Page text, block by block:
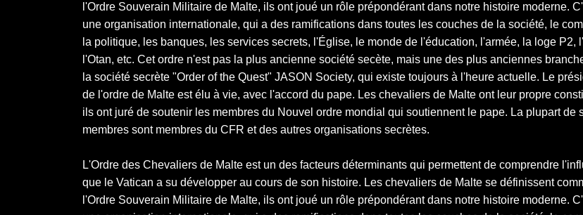
l'Ordre Souverain Militaire de Malte, ils ont joué un rôle prépondérant dans notre histoire moderne.
une organisation internationale, qui a des ramifications dans toutes les couches de la société, le
la politique, les banques, les services secrets, l'Église, le monde de l'éducation, l'armée, la loge P2,
l'Otan, etc. Cet ordre n'est pas la plus ancienne société secète, mais une des plus anciennes
la société secrète "Order of the Quest" JASON Society, qui existe toujours à l'heure actuelle. Le
de l'ordre de Malte est élu à vie, avec l'accord du pape. Les chevaliers de Malte ont leur propre
ils ont juré de soutenir les membres du Nouvel ordre mondial qui soutiennent le pape. La plupart de
membres sont membres du CFR et des autres organisations secrètes.
L'Ordre des Chevaliers de Malte est un des facteurs déterminants qui permettent de comprendre
que le Vatican a su développer au cours de son histoire. Les chevaliers de Malte se définissent
l'Ordre Souverain Militaire de Malte, ils ont joué un rôle prépondérant dans notre histoire moderne.